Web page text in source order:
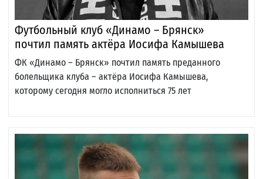
Футбольный клуб «Динамо – Брянск»
почтил память актёра Иосифа Камышева
ФК «Динамо – Брянск» почтил память преданного
болельщика клуба – актёра Иосифа Камышева,
которому сегодня могло исполниться 75 лет